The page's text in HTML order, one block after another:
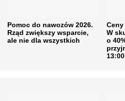
Pomoc do nawozów 2026.
Rząd zwiększy wsparcie,
ale nie dla wszystkich
W
o
13:00